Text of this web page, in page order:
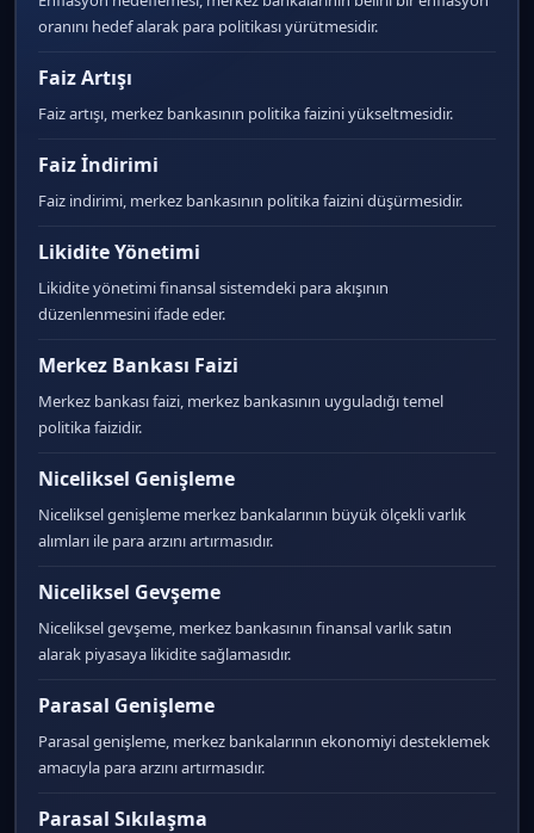
oranını hedef alarak para politikası yürütmesidir.
Faiz Artışı
Faiz artışı, merkez bankasının politika faizini yükseltmesidir.
Faiz İndirimi
Faiz indirimi, merkez bankasının politika faizini düşürmesidir.
Likidite Yönetimi
Likidite yönetimi finansal sistemdeki para akışının
düzenlenmesini ifade eder.
Merkez Bankası Faizi
Merkez bankası faizi, merkez bankasının uyguladığı temel
politika faizidir.
Niceliksel Genişleme
Niceliksel genişleme merkez bankalarının büyük ölçekli varlık
alımları ile para arzını artırmasıdır.
Niceliksel Gevşeme
Niceliksel gevşeme, merkez bankasının finansal varlık satın
alarak piyasaya likidite sağlamasıdır.
Parasal Genişleme
Parasal genişleme, merkez bankalarının ekonomiyi desteklemek
amacıyla para arzını artırmasıdır.
Parasal Sıkılaşma